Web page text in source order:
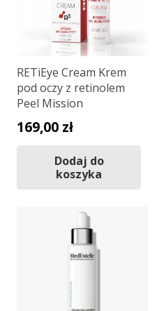
RETiEye Cream Krem
pod oczy z retinolem
Peel Mission
169,00 zł
Dodaj do
koszyka